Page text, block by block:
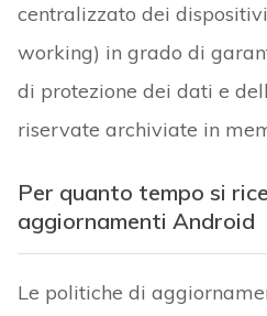
centralizzato dei
working) in grado di
di protezione dei dati e
riservate archiviate in
Per quanto tempo si
aggiornamenti Android
Le politiche di